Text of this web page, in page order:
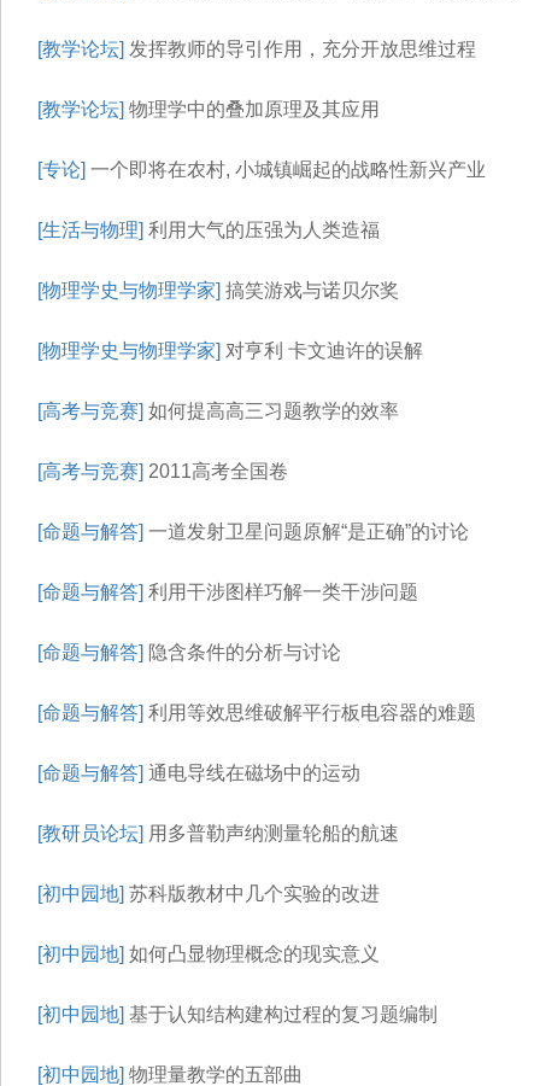
[教学论坛] 发挥教师的导引作用，充分开放思维过程
[教学论坛] 物理学中的叠加原理及其应用
[专论] 一个即将在农村, 小城镇崛起的战略性新兴产业
[生活与物理] 利用大气的压强为人类造福
[物理学史与物理学家] 搞笑游戏与诺贝尔奖
[物理学史与物理学家] 对亨利 卡文迪许的误解
[高考与竞赛] 如何提高高三习题教学的效率
[高考与竞赛] 2011高考全国卷
[命题与解答] 一道发射卫星问题原解“是正确”的讨论
[命题与解答] 利用干涉图样巧解一类干涉问题
[命题与解答] 隐含条件的分析与讨论
[命题与解答] 利用等效思维破解平行板电容器的难题
[命题与解答] 通电导线在磁场中的运动
[教研员论坛] 用多普勒声纳测量轮船的航速
[初中园地] 苏科版教材中几个实验的改进
[初中园地] 如何凸显物理概念的现实意义
[初中园地] 基于认知结构建构过程的复习题编制
[初中园地] 物理量教学的五部曲